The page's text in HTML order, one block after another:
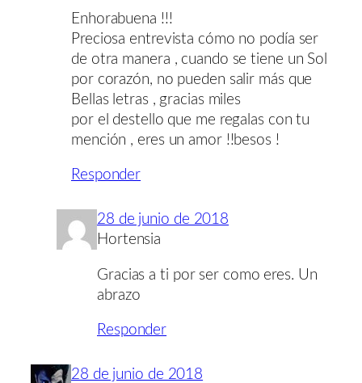
Enhorabuena !!!
Preciosa entrevista cómo no podía ser
de otra manera , cuando se tiene un Sol
por corazón, no pueden salir más que
Bellas letras , gracias miles
por el destello que me regalas con tu
mención , eres un amor !!besos !
Responder
28 de junio de 2018
Hortensia
Gracias a ti por ser como eres. Un
abrazo
Responder
28 de junio de 2018